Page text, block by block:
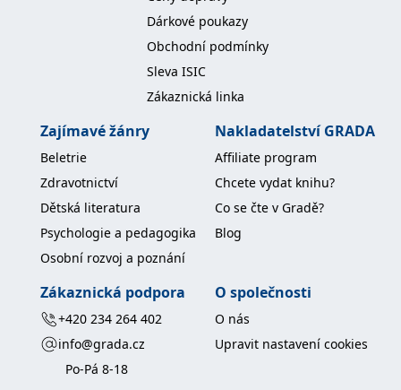
Dárkové poukazy
Obchodní podmínky
Sleva ISIC
Zákaznická linka
Zajímavé žánry
Beletrie
Zdravotnictví
Dětská literatura
Psychologie a pedagogika
Osobní rozvoj a poznání
Nakladatelství GRADA
Affiliate program
Chcete vydat knihu?
Co se čte v Gradě?
Blog
Zákaznická podpora
+420 234 264 402
info@grada.cz
Po-Pá 8-18
O společnosti
O nás
Upravit nastavení cookies